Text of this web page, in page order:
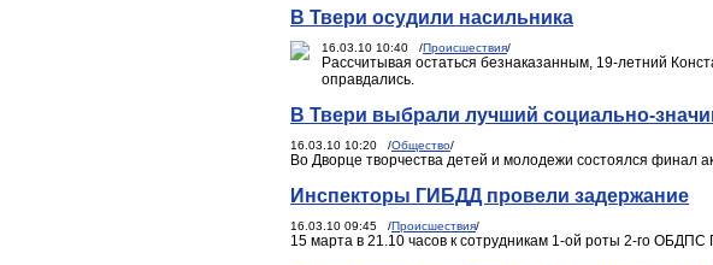
В Твери осудили насильника
16.03.10 10:40 /Происшествия/
Рассчитывая остаться безнаказанным, 19-летний
оправдались.
В Твери выбрали лучший социально-
16.03.10 10:20 /Общество/
Во Дворце творчества детей и молодежи состоялся финал
Инспекторы ГИБДД провели задержание
16.03.10 09:45 /Происшествия/
15 марта в 21.10 часов к сотрудникам 1-ой роты 2-го